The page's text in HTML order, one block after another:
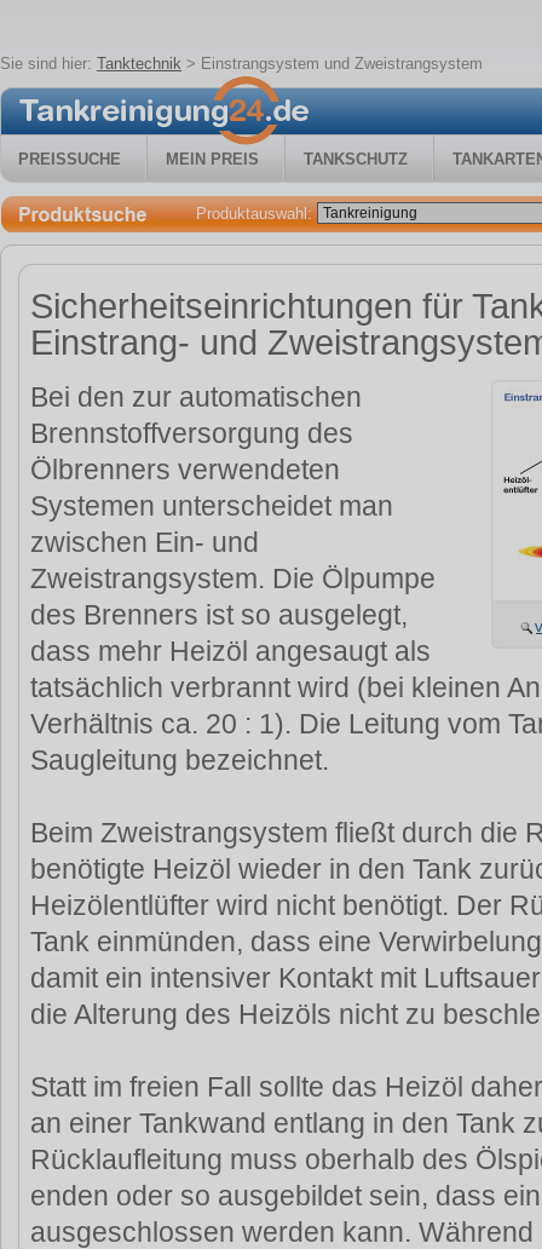
Sie sind hier: Tanktechnik > Einstrangsystem und Zweistrangsystem
PREISSUCHE MEIN PREIS TANKSCHUTZ
Produktauswahl:
Sicherheitseinrichtungen für
Einstrang- und
Bei den zur automatischen
Brennstoffversorgung des
Ölbrenners verwendeten
Systemen unterscheidet man
zwischen Ein- und
Zweistrangsystem. Die Ölpumpe
des Brenners ist so ausgelegt,
dass mehr Heizöl angesaugt als
tatsächlich verbrannt wird (bei kleinen
Verhältnis ca. 20 : 1). Die Leitung vom
Saugleitung bezeichnet.
Beim Zweistrangsystem fließt durch die
benötigte Heizöl wieder in den Tank
Heizölentlüfter wird nicht benötigt. Der
Tank einmünden, dass eine
damit ein intensiver Kontakt mit
die Alterung des Heizöls nicht zu
Statt im freien Fall sollte das Heizöl
an einer Tankwand entlang in den Tank
Rücklaufleitung muss oberhalb des
enden oder so ausgebildet sein, dass
ausgeschlossen werden kann.